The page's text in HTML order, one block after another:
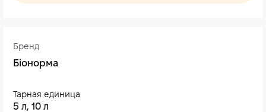
Бренд
Біонорма
Тарная единица
5 л, 10 л